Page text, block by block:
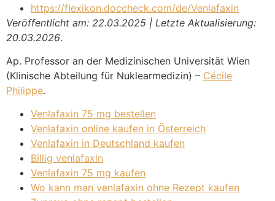
https://flexikon.doccheck.com/de/Venlafaxin
Veröffentlicht am: 22.03.2025 | Letzte Aktualisierung:
20.03.2026.
Ap. Professor an der Medizinischen Universität Wien
(Klinische Abteilung für Nuklearmedizin) – Cécile
Philippe.
Venlafaxin 75 mg bestellen
Venlafaxin online kaufen in Österreich
Venlafaxin in Deutschland kaufen
Billig venlafaxin
Venlafaxin 75 mg kaufen
Wo kann man venlafaxin ohne Rezept kaufen